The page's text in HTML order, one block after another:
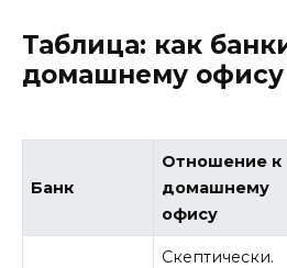
Таблица: как
домашнему офису
Банк
Отношение к
домашнему
офису
Скептически.